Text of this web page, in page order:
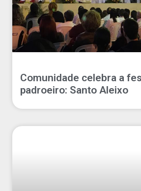
Comunidade celebra a
padroeiro: Santo Aleixo